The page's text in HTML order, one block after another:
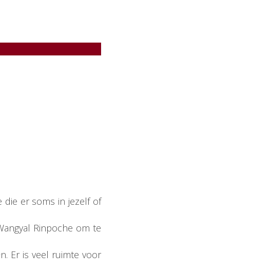
die er soms in jezelf of
Rinpoche om te
Er is veel ruimte voor